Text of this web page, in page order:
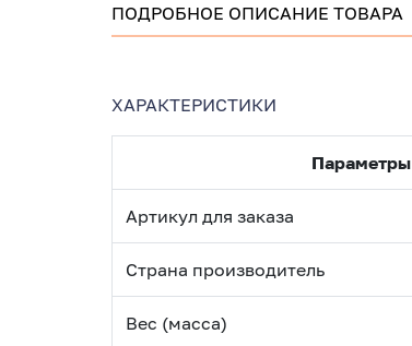
ПОДРОБНОЕ ОПИСАНИЕ ТОВАРА
ХАРАКТЕРИСТИКИ
Параметры
Артикул для заказа
Страна производитель
Вес (масса)